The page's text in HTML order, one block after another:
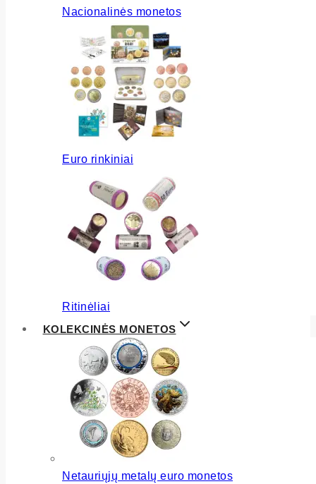
Nacionalinės monetos
Euro rinkiniai
Ritinėliai
KOLEKCINĖS MONETOS
Netauriųjų metalų euro monetos